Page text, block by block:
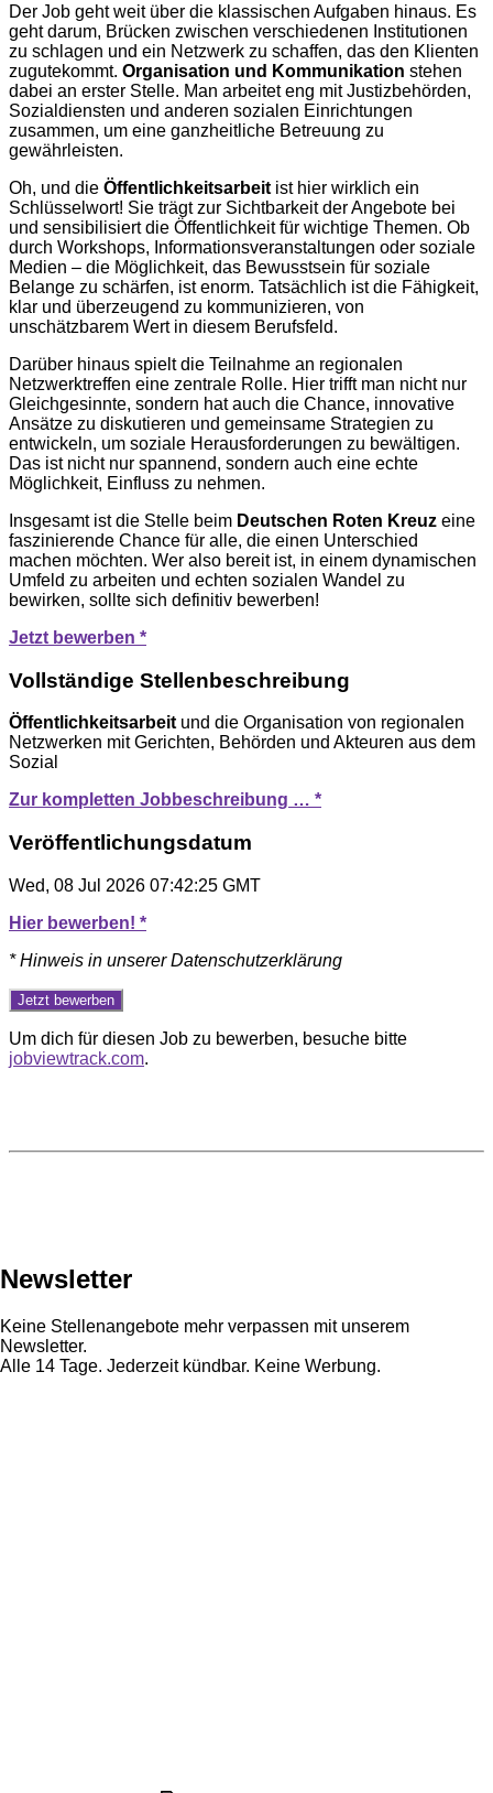
Der Job geht weit über die klassischen Aufgaben hinaus. Es
geht darum, Brücken zwischen verschiedenen Institutionen
zu schlagen und ein Netzwerk zu schaffen, das den Klienten
zugutekommt. Organisation und Kommunikation stehen
dabei an erster Stelle. Man arbeitet eng mit Justizbehörden,
Sozialdiensten und anderen sozialen Einrichtungen
zusammen, um eine ganzheitliche Betreuung zu
gewährleisten.
Oh, und die Öffentlichkeitsarbeit ist hier wirklich ein
Schlüsselwort! Sie trägt zur Sichtbarkeit der Angebote bei
und sensibilisiert die Öffentlichkeit für wichtige Themen. Ob
durch Workshops, Informationsveranstaltungen oder soziale
Medien – die Möglichkeit, das Bewusstsein für soziale
Belange zu schärfen, ist enorm. Tatsächlich ist die Fähigkeit,
klar und überzeugend zu kommunizieren, von
unschätzbarem Wert in diesem Berufsfeld.
Darüber hinaus spielt die Teilnahme an regionalen
Netzwerktreffen eine zentrale Rolle. Hier trifft man nicht nur
Gleichgesinnte, sondern hat auch die Chance, innovative
Ansätze zu diskutieren und gemeinsame Strategien zu
entwickeln, um soziale Herausforderungen zu bewältigen.
Das ist nicht nur spannend, sondern auch eine echte
Möglichkeit, Einfluss zu nehmen.
Insgesamt ist die Stelle beim Deutschen Roten Kreuz eine
faszinierende Chance für alle, die einen Unterschied
machen möchten. Wer also bereit ist, in einem dynamischen
Umfeld zu arbeiten und echten sozialen Wandel zu
bewirken, sollte sich definitiv bewerben!
Jetzt bewerben *
Vollständige Stellenbeschreibung
Öffentlichkeitsarbeit und die Organisation von regionalen
Netzwerken mit Gerichten, Behörden und Akteuren aus dem
Sozial
Zur kompletten Jobbeschreibung … *
Veröffentlichungsdatum
Wed, 08 Jul 2026 07:42:25 GMT
Hier bewerben! *
* Hinweis in unserer Datenschutzerklärung
Um dich für diesen Job zu bewerben, besuche bitte
jobviewtrack.com.
Newsletter
Keine Stellenangebote mehr verpassen mit unserem
Newsletter.
Alle 14 Tage. Jederzeit kündbar. Keine Werbung.